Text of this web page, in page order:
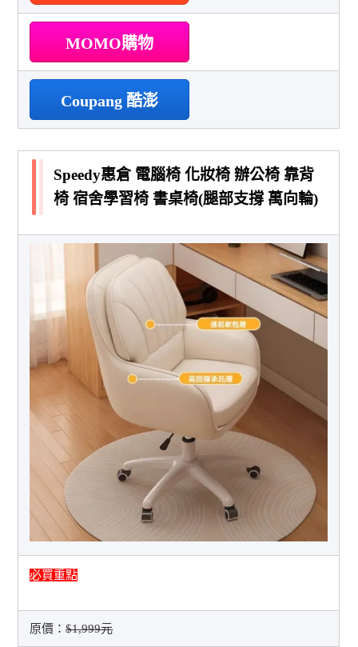
MOMO購物
Coupang 酷澎
Speedy惠倉 電腦椅 化妝椅 辦公椅 靠背
椅 宿舍學習椅 書桌椅(腿部支撐 萬向輪)
必買重點
原價：$1,999元